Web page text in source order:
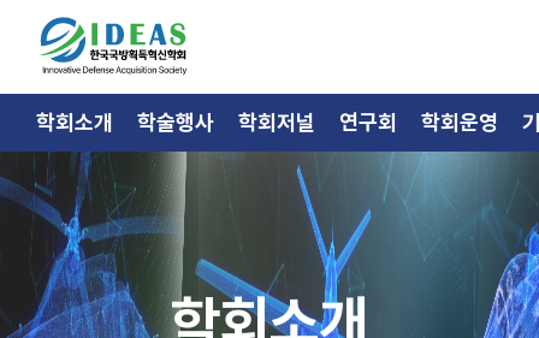
학회소개
학회소개 학술행사 학회저널 연구회 학회운영